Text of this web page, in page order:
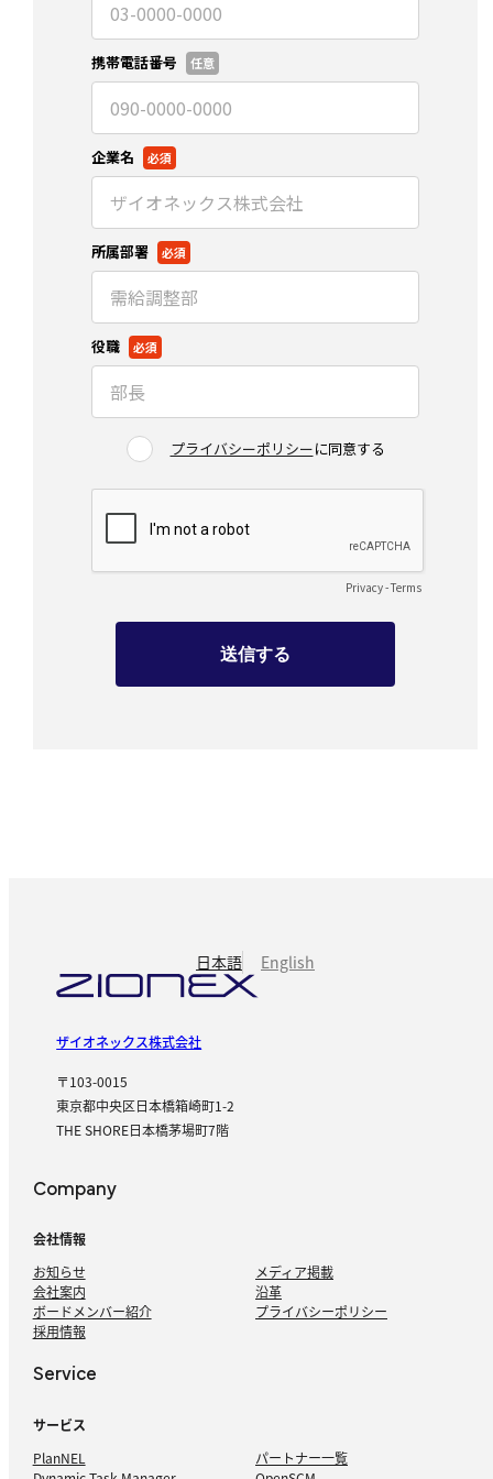
日本語 English
ザイオネックス株式会社
〒103-0015
東京都中央区日本橋箱崎町1-2
THE SHORE日本橋茅場町7階
Company
会社情報
お知らせ
会社案内
ボードメンバー紹介
採用情報
メディア掲載
沿革
プライバシーポリシー
Service
サービス
PlanNEL
パートナー一覧